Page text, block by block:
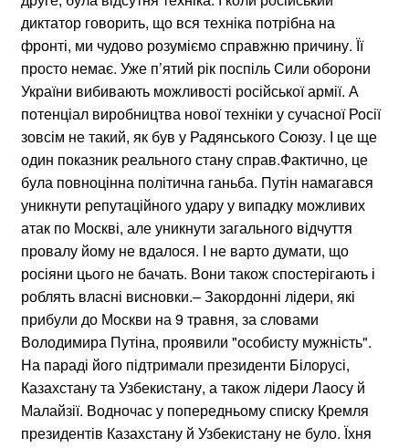
диктатор говорить, що вся техніка потрібна на
фронті, ми чудово розуміємо справжню причину. Її
просто немає. Уже п’ятий рік поспіль Сили оборони
України вибивають можливості російської армії. А
потенціал виробництва нової техніки у сучасної Росії
зовсім не такий, як був у Радянського Союзу. І це ще
один показник реального стану справ.Фактично, це
була повноцінна політична ганьба. Путін намагався
уникнути репутаційного удару у випадку можливих
атак по Москві, але уникнути загального відчуття
провалу йому не вдалося. І не варто думати, що
росіяни цього не бачать. Вони також спостерігають і
роблять власні висновки.– Закордонні лідери, які
прибули до Москви на 9 травня, за словами
Володимира Путіна, проявили "особисту мужність".
На параді його підтримали президенти Білорусі,
Казахстану та Узбекистану, а також лідери Лаосу й
Малайзії. Водночас у попередньому списку Кремля
президентів Казахстану й Узбекистану не було. Їхня